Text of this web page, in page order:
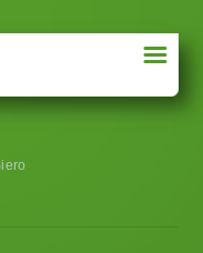
☰